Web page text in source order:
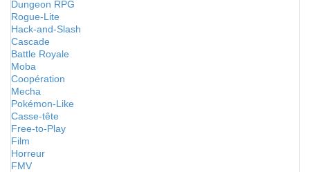
Dungeon RPG
Rogue-Lite
Hack-and-Slash
Cascade
Battle Royale
Moba
Coopération
Mecha
Pokémon-Like
Casse-tête
Free-to-Play
Film
Horreur
FMV